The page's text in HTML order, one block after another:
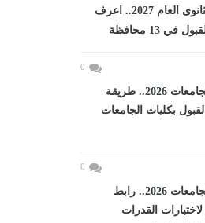
تنسيق الثانوى العام 2027.. اعرف
في 13 محافظة
0
تنسيق الجامعات 2026.. طريقة
بكليات الجامعات
0
تنسيق الجامعات 2026.. رابط
القدرات